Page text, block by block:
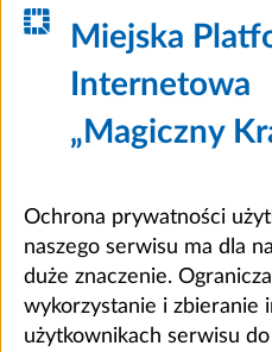
Miejska
Internetowa
„Magiczny
Ochrona prywatności
naszego serwisu ma dla
duże znaczenie.
wykorzystanie i zbieranie
użytkownikach serwisu